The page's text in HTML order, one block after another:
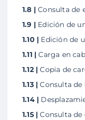
1.8 | Consulta de
1.9 | Edición de
1.10 | Edición de
1.11 | Carga en
1.12 | Copia de
1.13 | Consulta de
1.14 |
1.15 | Consulta de